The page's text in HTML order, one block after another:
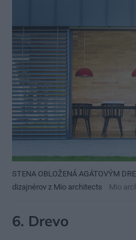
STENA OBLOŽENÁ AGÁTOVÝM
dizajnérov z Mio architects
Mio
6. Drevo